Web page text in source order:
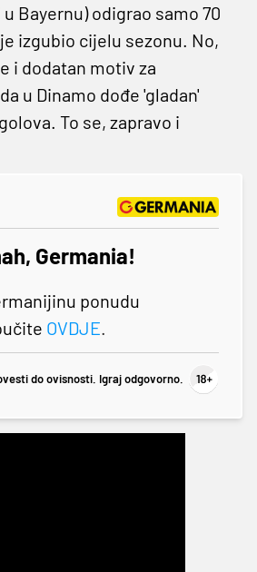
u Bayernu) odigrao samo 70
izgubio cijelu sezonu. No,
i dodatan motiv za
u Dinamo dođe 'gladan'
To se, zapravo i
Germania!
ponudu
OVDJE.
do ovisnosti. Igraj odgovorno.